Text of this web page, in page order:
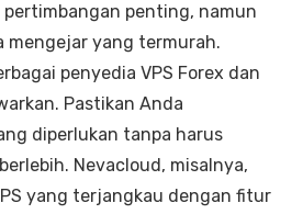
penting, namun
mengejar yang termurah.
penyedia VPS Forex dan
Pastikan Anda
diperlukan tanpa harus
Nevacloud, misalnya,
yang terjangkau dengan fitur